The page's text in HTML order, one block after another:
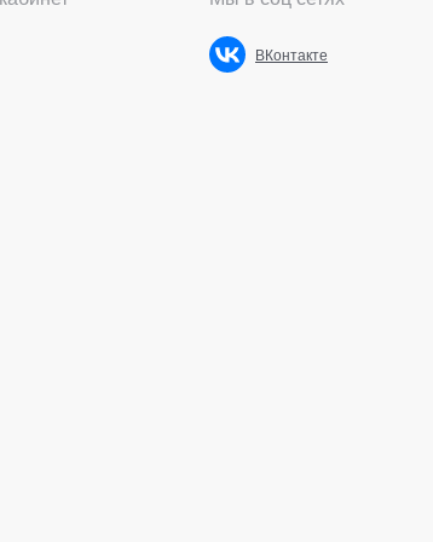
ВКонтакте